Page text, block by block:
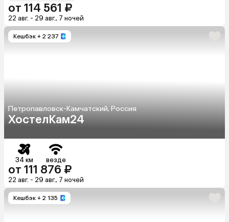
от 114 561 ₽
22 авг. - 29 авг., 7 ночей
Кешбэк + 2 237
Петропавловск-Камчатский, Россия
ХостелКам24
34 км везде
от 111 876 ₽
22 авг. - 29 авг., 7 ночей
Кешбэк + 2 135